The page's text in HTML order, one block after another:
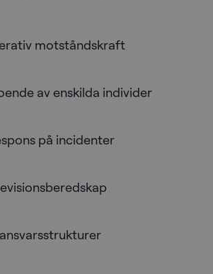
motståndskraft
av enskilda individer
på incidenter